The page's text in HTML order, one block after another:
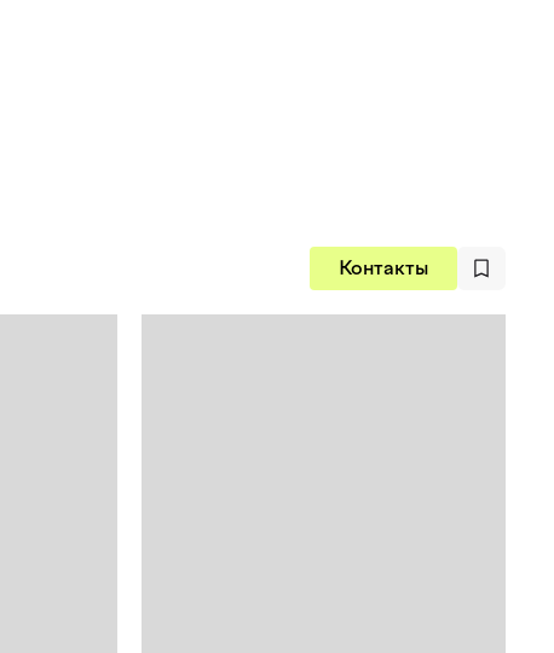
Контакты